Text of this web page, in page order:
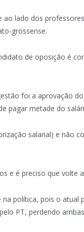
ao lado dos
grossense.
de oposição é
foi a aprovação
pagar metade do
salarial) e não
e é preciso que
política, pois o
PT, perdendo